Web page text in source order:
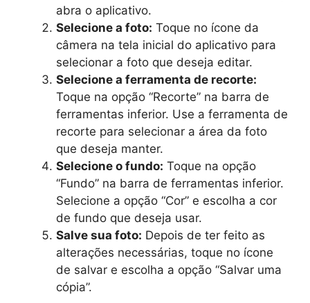
abra o aplicativo.
Selecione a foto: Toque no ícone da
câmera na tela inicial do aplicativo para
selecionar a foto que deseja editar.
Selecione a ferramenta de recorte:
Toque na opção “Recorte” na barra de
ferramentas inferior. Use a ferramenta de
recorte para selecionar a área da foto
que deseja manter.
Selecione o fundo: Toque na opção
“Fundo” na barra de ferramentas inferior.
Selecione a opção “Cor” e escolha a cor
de fundo que deseja usar.
Salve sua foto: Depois de ter feito as
alterações necessárias, toque no ícone
de salvar e escolha a opção “Salvar uma
cópia”.